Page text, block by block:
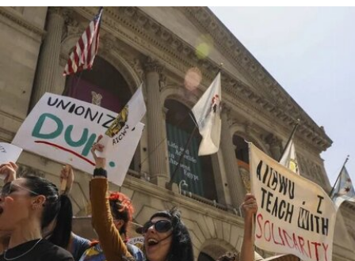
阿布扎比古根海姆博物馆占地逾80万平方英尺，将
成为古根海姆体系中规模最大的分馆，内设30个展
厅，室内展览面积约12.5万平方英尺。建筑外观由
十个雕塑般的锥体以非传统方式组合而成，表面覆
以不锈钢网、缟玛瑙和玻璃等材料，高达280英
尺。据《纽约时报》报道，该馆也是古根海姆体系
中造价最高的博物馆，预计总成本超过10亿美元。
博物馆将重点展示1960年代以来的艺术作品，并自
2009年起开始建立馆藏。不同于传统按时间顺序排
列展品的方式，展览将按主题划分为“抽象”、“流行